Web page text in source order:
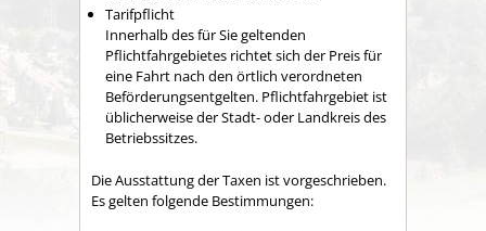
Tarifpflicht
Innerhalb des für Sie geltenden
Pflichtfahrgebietes richtet sich der Preis für
eine Fahrt nach den örtlich verordneten
Beförderungsentgelten. Pflichtfahrgebiet ist
üblicherweise der Stadt- oder Landkreis des
Betriebssitzes.
Die Ausstattung der Taxen ist vorgeschrieben.
Es gelten folgende Bestimmungen: